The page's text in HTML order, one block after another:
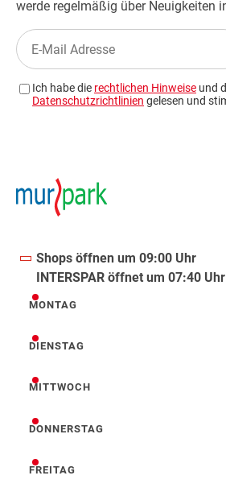
Shops öffnen um 09:00 Uhr
INTERSPAR öffnet um 07:40 Uhr
Montag
MONTAG
Dienstag
DIENSTAG
Mittwoch
MITTWOCH
Donnerstag
DONNERSTAG
Freitag
FREITAG